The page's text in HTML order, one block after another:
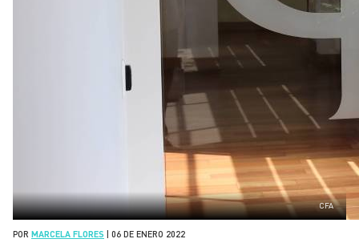
CFA
POR MARCELA FLORES 06 DE ENERO 2022